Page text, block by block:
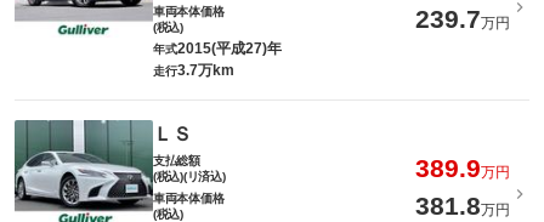
車両本体価格
(税込)
239.7万円
年式2015(平成27)年
走行3.7万km
ＬＳ
支払総額
(税込)(リ済込)
389.9万円
車両本体価格
(税込)
381.8万円